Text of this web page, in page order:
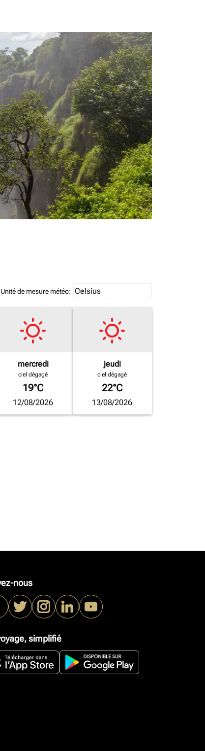
Unité de mesure météo: Weather unit option Celsius
Celsius
keyboard_arrow_down
mercredi
ciel dégagé
19°C
12/08/2026
jeudi
ciel dégagé
22°C
13/08/2026
nous
simplifié